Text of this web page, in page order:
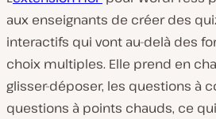
aux enseignants de créer des
interactifs qui vont au-delà des
choix multiples. Elle prend en
glisser-déposer, les questions à
questions à points chauds, ce